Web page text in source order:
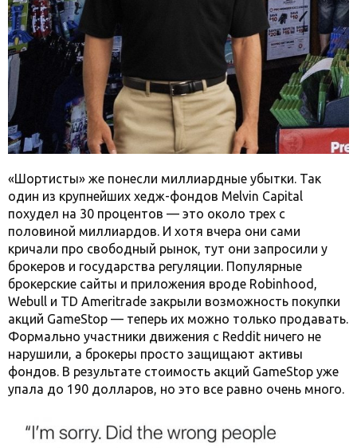
«Шортисты» же понесли миллиардные убытки. Так
один из крупнейших хедж-фондов Melvin Capital
похудел на 30 процентов — это около трех с
половиной миллиардов. И хотя вчера они сами
кричали про свободный рынок, тут они запросили у
брокеров и государства регуляции. Популярные
брокерские сайты и приложения вроде Robinhood,
Webull и TD Ameritrade закрыли возможность покупки
акций GameStop — теперь их можно только продавать.
Формально участники движения с Reddit ничего не
нарушили, а брокеры просто защищают активы
фондов. В результате стоимость акций GameStop уже
упала до 190 долларов, но это все равно очень много.